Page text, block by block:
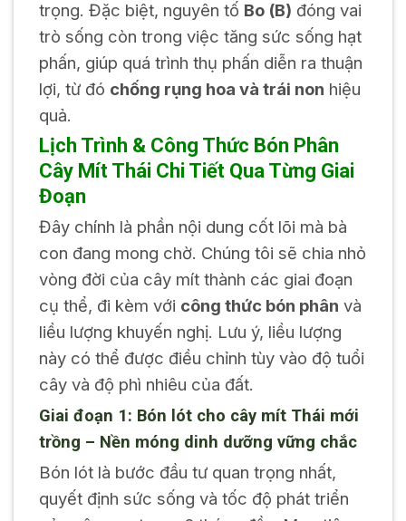
trọng. Đặc biệt, nguyên tố Bo (B) đóng vai
trò sống còn trong việc tăng sức sống hạt
phấn, giúp quá trình thụ phấn diễn ra thuận
lợi, từ đó chống rụng hoa và trái non hiệu
quả.
Lịch Trình & Công Thức Bón Phân
Cây Mít Thái Chi Tiết Qua Từng Giai
Đoạn
Đây chính là phần nội dung cốt lõi mà bà
con đang mong chờ. Chúng tôi sẽ chia nhỏ
vòng đời của cây mít thành các giai đoạn
cụ thể, đi kèm với công thức bón phân và
liều lượng khuyến nghị. Lưu ý, liều lượng
này có thể được điều chỉnh tùy vào độ tuổi
cây và độ phì nhiêu của đất.
Giai đoạn 1: Bón lót cho cây mít Thái mới
trồng – Nền móng dinh dưỡng vững chắc
Bón lót là bước đầu tư quan trọng nhất,
quyết định sức sống và tốc độ phát triển